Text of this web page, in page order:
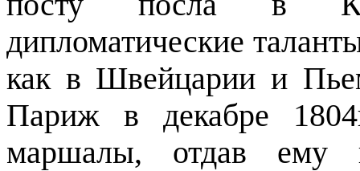
дипломатические
как в Швейцарии и
Париж в декабре
маршалы, отдав ему